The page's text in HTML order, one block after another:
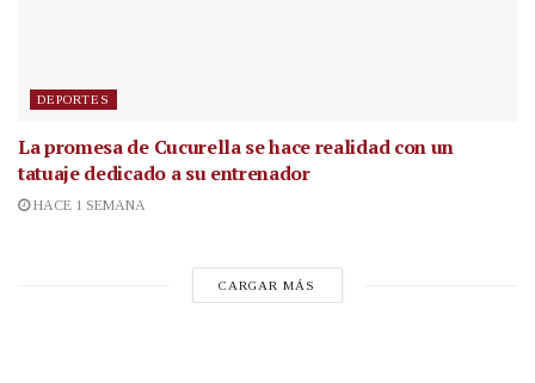
DEPORTES
La promesa de Cucurella se hace realidad con un
tatuaje dedicado a su entrenador
HACE 1 SEMANA
CARGAR MÁS